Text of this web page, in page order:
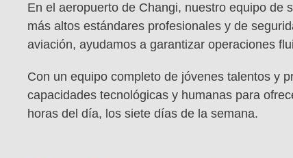
En el aeropuerto de Changi, nuestro equipo de
más altos estándares profesionales y de
aviación, ayudamos a garantizar operaciones
Con un equipo completo de jóvenes talentos y
capacidades tecnológicas y humanas para
horas del día, los siete días de la semana.